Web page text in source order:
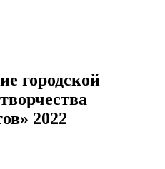
городской
2022